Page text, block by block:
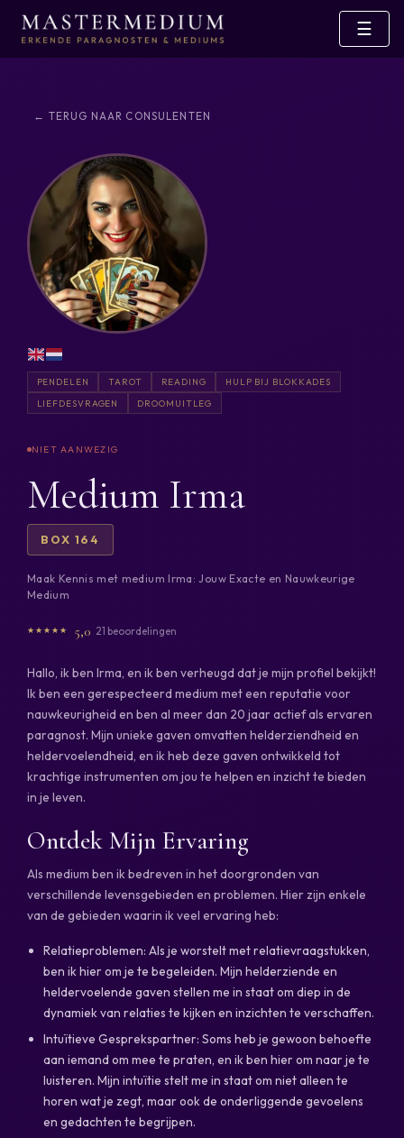
☰
← TERUG NAAR CONSULENTEN
PENDELEN TAROT READING
HULP BIJ BLOKKADES
LIEFDESVRAGEN
DROOMUITLEG
Medium Irma
BOX 164
Maak Kennis met medium Irma: Jouw Exacte en Nauwkeurige
Medium
5,0 21 beoordelingen
Hallo, ik ben Irma, en ik ben verheugd dat je mijn profiel bekijkt!
Ik ben een gerespecteerd medium met een reputatie voor
nauwkeurigheid en ben al meer dan 20 jaar actief als ervaren
paragnost. Mijn unieke gaven omvatten helderziendheid en
heldervoelendheid, en ik heb deze gaven ontwikkeld tot
krachtige instrumenten om jou te helpen en inzicht te bieden
in je leven.
Ontdek Mijn Ervaring
Als medium ben ik bedreven in het doorgronden van
verschillende levensgebieden en problemen. Hier zijn enkele
van de gebieden waarin ik veel ervaring heb:
Relatieproblemen: Als je worstelt met relatievraagstukken,
ben ik hier om je te begeleiden. Mijn helderziende en
heldervoelende gaven stellen me in staat om diep in de
dynamiek van relaties te kijken en inzichten te verschaffen.
Intuïtieve Gesprekspartner: Soms heb je gewoon behoefte
aan iemand om mee te praten, en ik ben hier om naar je te
luisteren. Mijn intuïtie stelt me in staat om niet alleen te
horen wat je zegt, maar ook de onderliggende gevoelens
en gedachten te begrijpen.